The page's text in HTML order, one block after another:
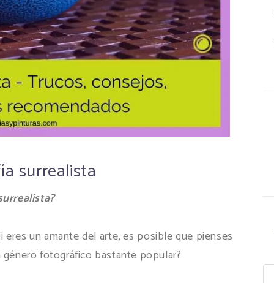
surrealista
un amante del arte, es posible que pienses
fotográfico bastante popular?